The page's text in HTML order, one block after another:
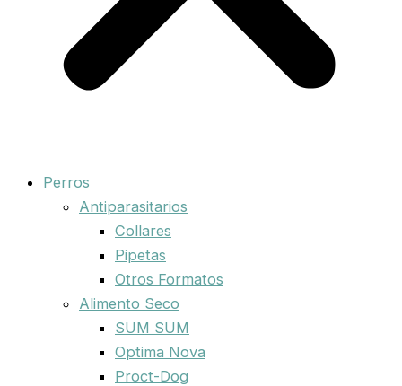
Perros
Antiparasitarios
Collares
Pipetas
Otros Formatos
Alimento Seco
SUM SUM
Optima Nova
Proct-Dog